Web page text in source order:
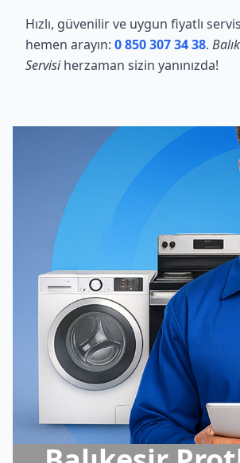
Hızlı, güvenilir ve uygun fiyatlı
hemen arayın: 0 850 307 34 38.
Servisiherzaman sizin yanınızda!